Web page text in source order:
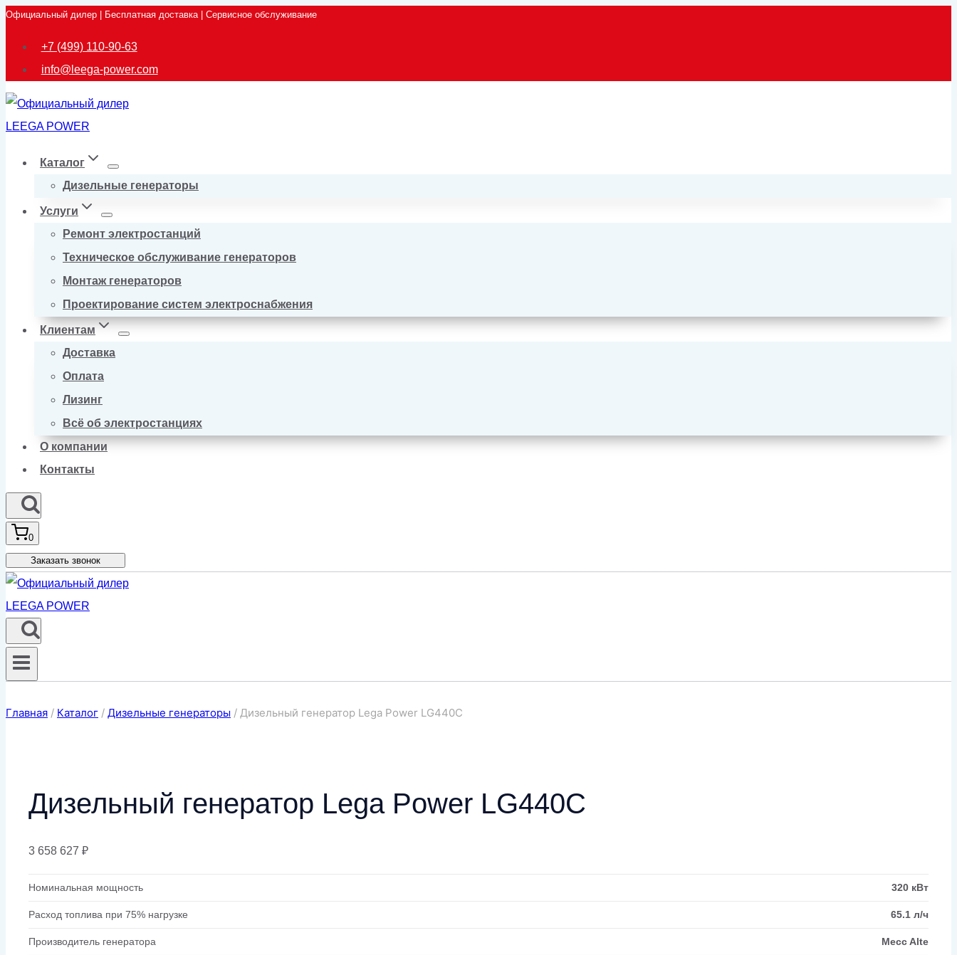
Перейти
Официальный дилер | Бесплатная доставка | Сервисное обслуживание
+7 (499) 110-90-63
info@leega-power.com
Каталог
Дизельные генераторы
Услуги
Ремонт электростанций
Техническое обслуживание генераторов
Монтаж генераторов
Проектирование систем электроснабжения
Клиентам
Доставка
Оплата
Лизинг
Всё об электростанциях
О компании
Контакты
0
Заказать звонок
Главная / Каталог / Дизельные генераторы / Дизельный генератор Lega Power LG440C
Дизельный генератор Lega Power LG440C
3 658 627 ₽
Номинальная мощность 320 кВт
Расход топлива при 75% нагрузке 65.1 л/ч
Производитель генератора Mecc Alte